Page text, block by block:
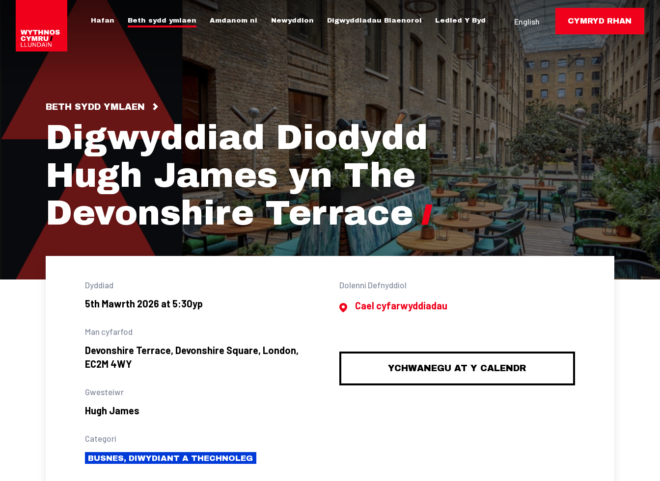
Hafan Beth sydd ymlaen Amdanom ni Newyddion Digwyddiadau Blaenorol Ledled Y Byd English CYMRYD RHAN
BETH SYDD YMLAEN
Digwyddiad Diodydd
Hugh James yn The
Devonshire Terrace
Dyddiad
5th Mawrth 2026 at 5:30yp
Man cyfarfod
Devonshire Terrace, Devonshire Square, London,
EC2M 4WY
Gwesteiwr
Hugh James
Categori
BUSNES, DIWYDIANT A THECHNOLEG
Dolenni Defnyddiol
Cael cyfarwyddiadau
YCHWANEGU AT Y CALENDR